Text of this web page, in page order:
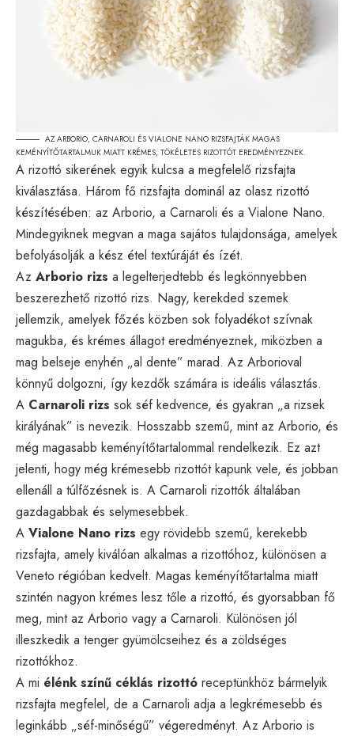
AZ ARBORIO, CARNAROLI ÉS VIALONE NANO RIZSFAJTÁK MAGAS
KEMÉNYÍTŐTARTALMUK MIATT KRÉMES, TÖKÉLETES RIZOTTÓT EREDMÉNYEZNEK.
A rizottó sikerének egyik kulcsa a megfelelő rizsfajta
kiválasztása. Három fő rizsfajta dominál az olasz rizottó
készítésében: az Arborio, a Carnaroli és a Vialone Nano.
Mindegyiknek megvan a maga sajátos tulajdonsága, amelyek
befolyásolják a kész étel textúráját és ízét.
Az Arborio rizs a legelterjedtebb és legkönnyebben
beszerezhető rizottó rizs. Nagy, kerekded szemek
jellemzik, amelyek főzés közben sok folyadékot szívnak
magukba, és krémes állagot eredményeznek, miközben a
mag belseje enyhén „al dente” marad. Az Arborioval
könnyű dolgozni, így kezdők számára is ideális választás.
A Carnaroli rizs sok séf kedvence, és gyakran „a rizsek
királyának” is nevezik. Hosszabb szemű, mint az Arborio, és
még magasabb keményítőtartalommal rendelkezik. Ez azt
jelenti, hogy még krémesebb rizottót kapunk vele, és jobban
ellenáll a túlfőzésnek is. A Carnaroli rizottók általában
gazdagabbak és selymesebbek.
A Vialone Nano rizs egy rövidebb szemű, kerekebb
rizsfajta, amely kiválóan alkalmas a rizottóhoz, különösen a
Veneto régióban kedvelt. Magas keményítőtartalma miatt
szintén nagyon krémes lesz tőle a rizottó, és gyorsabban fő
meg, mint az Arborio vagy a Carnaroli. Különösen jól
illeszkedik a tenger gyümölcseihez és a zöldséges
rizottókhoz.
A mi élénk színű céklás rizottó receptünkhöz bármelyik
rizsfajta megfelel, de a Carnaroli adja a legkrémesebb és
leginkább „séf-minőségű” végeredményt. Az Arborio is